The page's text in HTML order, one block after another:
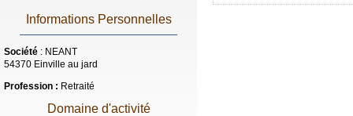
Informations Personnelles
Société : NEANT
54370 Einville au jard
Profession : Retraité
Domaine d'activité